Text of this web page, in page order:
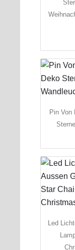
Pin Von
Led